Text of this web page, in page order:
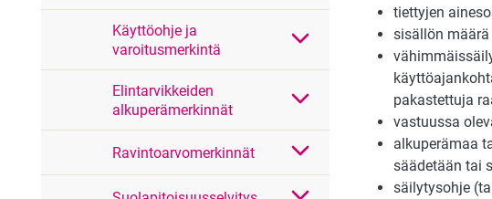
Käyttöohje ja
varoitusmerkintä
Elintarvikkeiden
alkuperämerkinnät
Ravintoarvomerkinnät
tiettyjen
sisällön
pakastettuja
vastuussa
alkuperämaa
säädetään tai
säilytysohje